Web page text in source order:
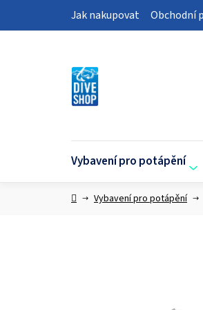
Jak nakupovat Obchodní
Vybavení pro potápění
DomůVybavení pro potápění